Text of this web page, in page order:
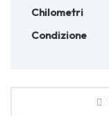
Chilometri
Condizione